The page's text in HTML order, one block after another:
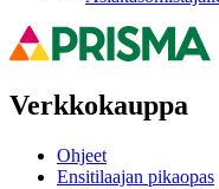
Verkkokauppa
Ohjeet
Ensitilaajan pikaopas